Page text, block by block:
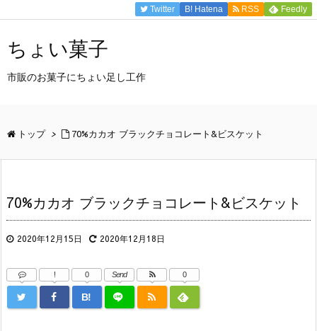
Twitter B! Hatena RSS Feedly
ちょい菓子
市販のお菓子にちょい足し工作
トップ > 70%カカオ ブラックチョコレート&ビスケット
70%カカオ ブラックチョコレート&ビスケット
2020年12月15日 2020年12月18日
!
B!
0 Send 0